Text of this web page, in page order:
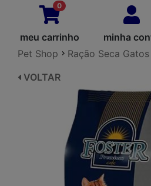
0
meu carrinho minha
Pet Shop
Ração Seca Gatos
VOLTAR